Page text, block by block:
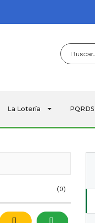
Buscar...
La Lotería PQRDS
(0)